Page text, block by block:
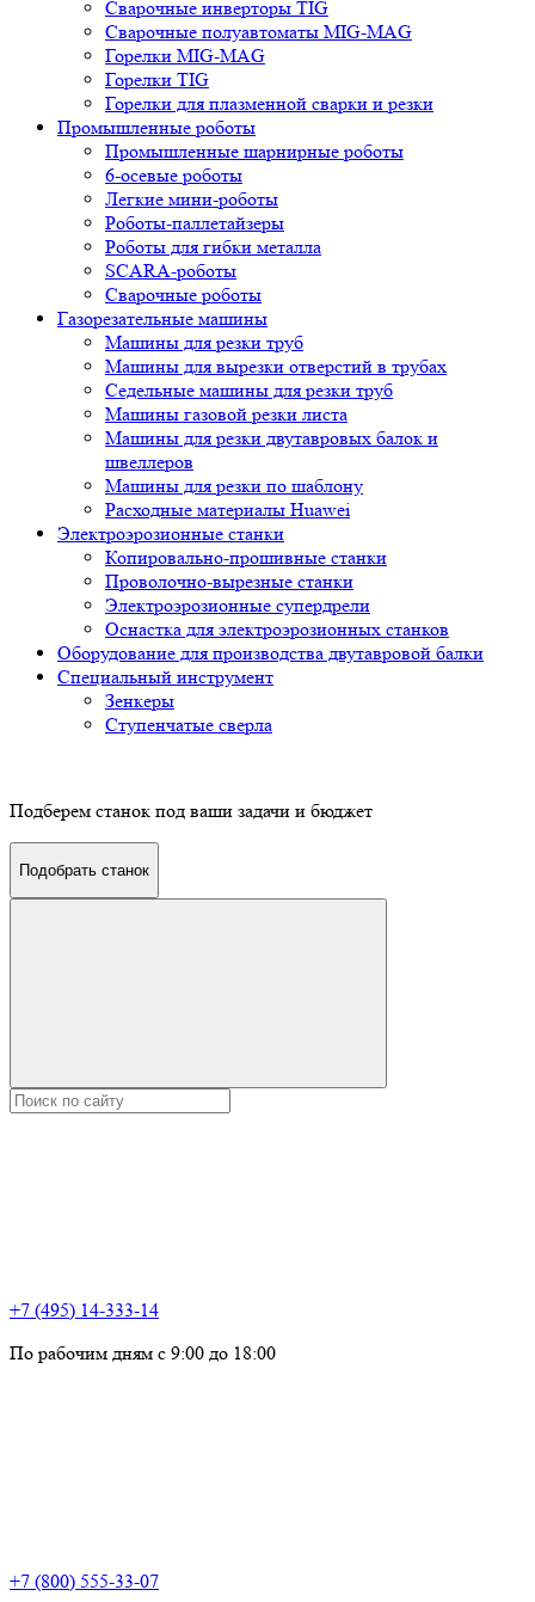
Сварочные инверторы TIG
Сварочные полуавтоматы MIG-MAG
Горелки MIG-MAG
Горелки TIG
Горелки для плазменной сварки и резки
Промышленные роботы
Промышленные шарнирные роботы
6-осевые роботы
Легкие мини-роботы
Роботы-паллетайзеры
Роботы для гибки металла
SCARA-роботы
Сварочные роботы
Газорезательные машины
Машины для резки труб
Машины для вырезки отверстий в трубах
Седельные машины для резки труб
Машины газовой резки листа
Машины для резки двутавровых балок и
швеллеров
Машины для резки по шаблону
Расходные материалы Huawei
Электроэрозионные станки
Копировально-прошивные станки
Проволочно-вырезные станки
Электроэрозионные супердрели
Оснастка для электроэрозионных станков
Оборудование для производства двутавровой балки
Специальный инструмент
Зенкеры
Ступенчатые сверла
Подберем станок под ваши задачи и бюджет
Подобрать станок
+7 (495) 14-333-14
По рабочим дням с 9:00 до 18:00
+7 (800) 555-33-07